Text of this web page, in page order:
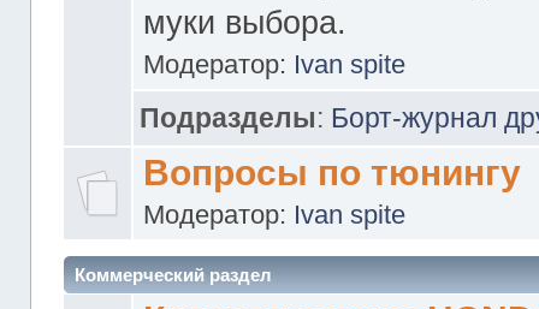
муки выбора.
Модератор: Ivan spite
Подразделы: Борт-журнал
Вопросы по тюнингу
Модератор: Ivan spite
Коммерческий раздел